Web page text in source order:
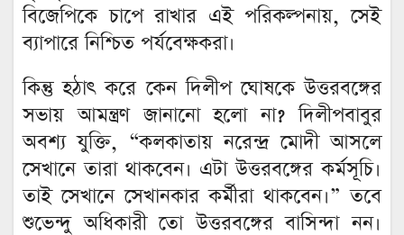
বিজেপিকে চাপে রাখার এই পরিকল্পনায়, সেই
ব্যাপারে নিশ্চিত পর্যবেক্ষকরা।
কিন্তু হঠাৎ করে কেন দিলীপ ঘোষকে উত্তরবঙ্গের
সভায় আমন্ত্রণ জানানো হলো না? দিলীপবাবুর
অবশ্য যুক্তি, “কলকাতায় নরেন্দ্র মোদী আসলে
সেখানে তারা থাকবেন। এটা উত্তরবঙ্গের কর্মসূচি।
তাই সেখানে সেখানকার কর্মীরা থাকবেন।” তবে
শুভেন্দু অধিকারী তো উত্তরবঙ্গের বাসিন্দা নন।